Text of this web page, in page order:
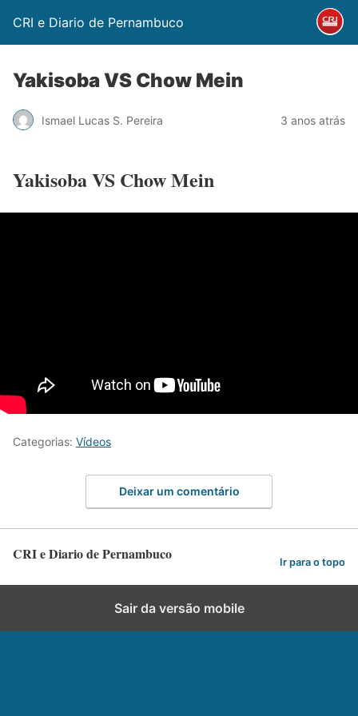
CRI e Diario de Pernambuco
Yakisoba VS Chow Mein
Ismael Lucas S. Pereira 3 anos atrás
Yakisoba VS Chow Mein
Categorias: Vídeos
Deixar um comentário
CRI e Diario de Pernambuco Ir para o topo
Sair da versão mobile